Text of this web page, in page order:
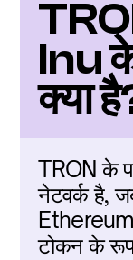
Inu
क्या
TRON के
नेटवर्क है,
टोकन के रूप